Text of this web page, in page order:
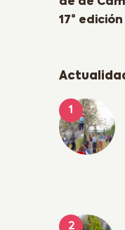
de de
17° edición